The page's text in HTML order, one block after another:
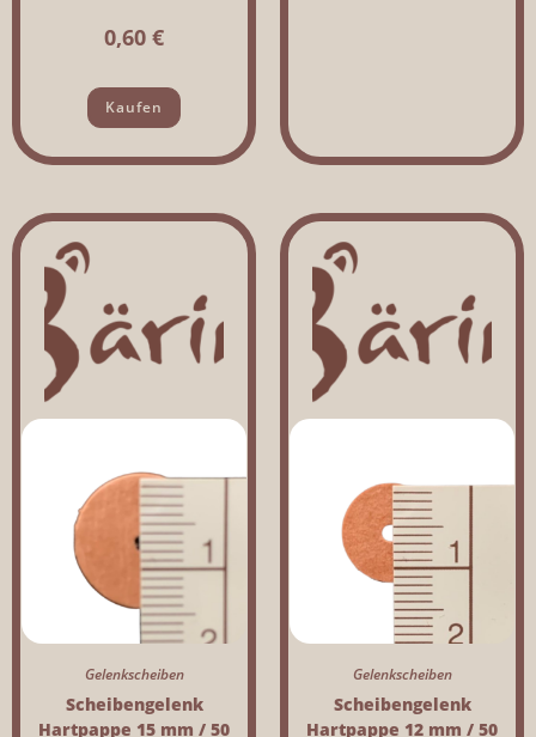
0,60 €
Kaufen
Gelenkscheiben
Scheibengelenk
Hartpappe 15 mm / 50
Gelenkscheiben
Scheibengelenk
Hartpappe 12 mm / 50